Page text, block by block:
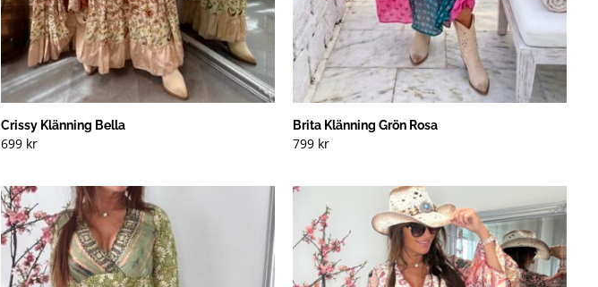
Crissy Klänning Bella
699 kr
Brita Klänning Grön Rosa
799 kr